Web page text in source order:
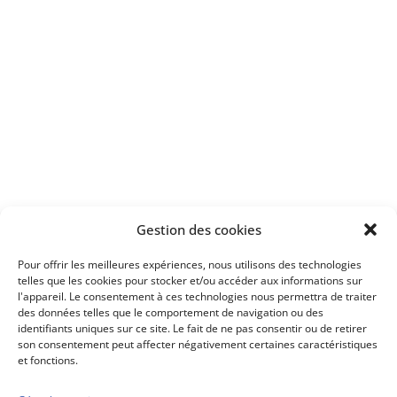
Gestion des cookies
Pour offrir les meilleures expériences, nous utilisons des technologies
telles que les cookies pour stocker et/ou accéder aux informations sur
l'appareil. Le consentement à ces technologies nous permettra de traiter
des données telles que le comportement de navigation ou des
identifiants uniques sur ce site. Le fait de ne pas consentir ou de retirer
son consentement peut affecter négativement certaines caractéristiques
et fonctions.
Découvrez